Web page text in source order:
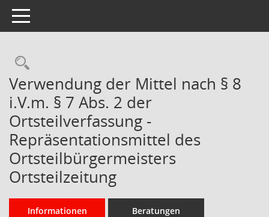
Toggle navigation
Rechercheauswahl
Verwendung der Mittel nach § 8
i.V.m. § 7 Abs. 2 der
Ortsteilverfassung -
Repräsentationsmittel des
Ortsteilbürgermeisters
Ortsteilzeitung
Informationen Beratungen